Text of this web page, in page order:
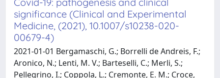
significance (Clinical and Experimental
Medicine, (2021), 10.1007/s10238-020-
00679-4)
2021-01-01 Bergamaschi, G.; Borrelli de Andreis, F.;
Aronico, N.; Lenti, M. V.; Barteselli, C.; Merli, S.;
Pellegrino, I.; Coppola, L.; Cremonte, E. M.; Croce,